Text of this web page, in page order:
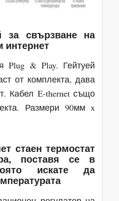
за свързване на
интернет
Plug & Play. Гейтуей
от комплекта, дава
Кабел E-thernet също
Размери 90мм x
стаен термостат
поставя се в
искате да